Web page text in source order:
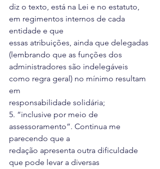
diz o texto, está na Lei e no estatuto,
em regimentos internos de cada
entidade e que
essas atribuições, ainda que delegadas
(lembrando que as funções dos
administradores são indelegáveis
como regra geral) no mínimo resultam
em
responsabilidade solidária;
5. “inclusive por meio de
assessoramento”. Continua me
parecendo que a
redação apresenta outra dificuldade
que pode levar a diversas